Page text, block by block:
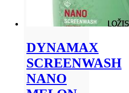
DYNAMAX
SCREENWASH
NANO